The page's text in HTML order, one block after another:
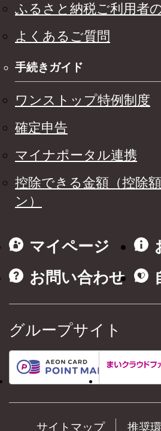
ふるさと納税ご利用者
よくあるご質問
手続きガイド
ワンストップ特例制度
確定申告
マイナポータル連携
控除できる金額（控除
ン）
マイページ
お問い合わせ
グループサイト
サイトマップ 推奨